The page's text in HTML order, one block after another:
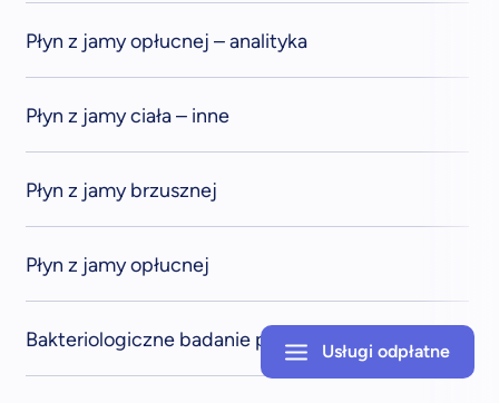
Usługi odpłatne
Płyn z jamy opłucnej – analityka
Płyn z jamy ciała – inne
Płyn z jamy brzusznej
Płyn z jamy opłucnej
Bakteriologiczne badanie plwociny